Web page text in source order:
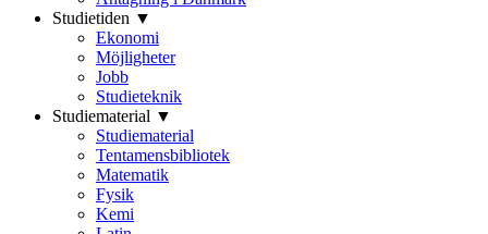
Studietiden ▼
Ekonomi
Möjligheter
Jobb
Studieteknik
Studiematerial ▼
Studiematerial
Tentamensbibliotek
Matematik
Fysik
Kemi